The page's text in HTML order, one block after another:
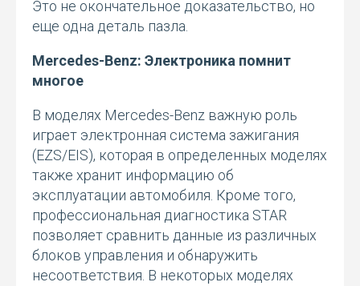
Это не окончательное доказательство, но
еще одна деталь пазла.
Mercedes-Benz: Электроника помнит
многое
В моделях Mercedes-Benz важную роль
играет электронная система зажигания
(EZS/EIS), которая в определенных моделях
также хранит информацию об
эксплуатации автомобиля. Кроме того,
профессиональная диагностика STAR
позволяет сравнить данные из различных
блоков управления и обнаружить
несоответствия. В некоторых моделях